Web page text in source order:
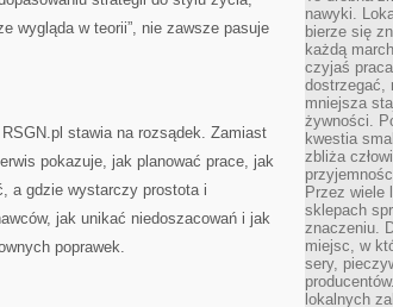
wygląda w teorii”, nie zawsze pasuje
stawia na rozsądek. Zamiast
pokazuje, jak planować prace, jak
a gdzie wystarczy prostota i
jak unikać niedoszacowań i jak
poprawek.
nawyki.
bierze się
każdą
czyjaś
dostrzegać,
mniejsza
żywności.
kwestia
zbliża
Przez wiele
sklepach
znaczeniu.
miejsc, w
sery,
lokalnych